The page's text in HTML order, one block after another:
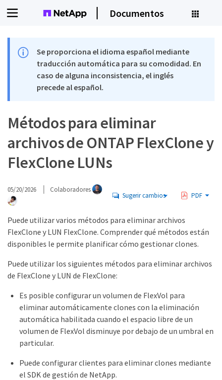
Documentos
Se proporciona el idioma español mediante
traducción automática para su comodidad. En
caso de alguna inconsistencia, el inglés
precede al español.
Métodos para eliminar
archivos de ONTAP FlexClone y
FlexClone LUNs
05/20/2026 Colaboradores
Sugerir cambios PDF
Puede utilizar varios métodos para eliminar archivos
FlexClone y LUN FlexClone. Comprender qué métodos están
disponibles le permite planificar cómo gestionar clones.
Puede utilizar los siguientes métodos para eliminar archivos
de FlexClone y LUN de FlexClone:
Es posible configurar un volumen de FlexVol para
eliminar automáticamente clones con la eliminación
automática habilitada cuando el espacio libre de un
volumen de FlexVol disminuye por debajo de un umbral en
particular.
Puede configurar clientes para eliminar clones mediante
el SDK de gestión de NetApp.